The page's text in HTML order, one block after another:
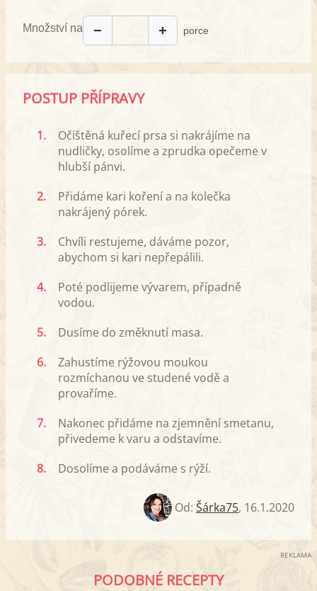
Množství na − + porce
POSTUP PŘÍPRAVY
1.
Očištěná kuřecí prsa si nakrájíme na
nudličky, osolíme a zprudka opečeme v
hlubší pánvi.
2.
Přidáme kari koření a na kolečka
nakrájený pórek.
3.
Chvíli restujeme, dáváme pozor,
abychom si kari nepřepálili.
4.
Poté podlijeme vývarem, případně
vodou.
5.
Dusíme do změknutí masa.
6.
Zahustíme rýžovou moukou
rozmíchanou ve studené vodě a
provaříme.
7.
Nakonec přidáme na zjemnění smetanu,
přivedeme k varu a odstavíme.
8.
Dosolíme a podáváme s rýží.
Od: Šárka75, 16.1.2020
REKLAMA
PODOBNÉ RECEPTY